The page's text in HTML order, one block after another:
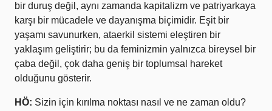
bir duruş değil, aynı zamanda kapitalizm ve patriyarkaya
karşı bir mücadele ve dayanışma biçimidir. Eşit bir
yaşamı savunurken, ataerkil sistemi eleştiren bir
yaklaşım geliştirir; bu da feminizmin yalnızca bireysel bir
çaba değil, çok daha geniş bir toplumsal hareket
olduğunu gösterir.
HÖ: Sizin için kırılma noktası nasıl ve ne zaman oldu?